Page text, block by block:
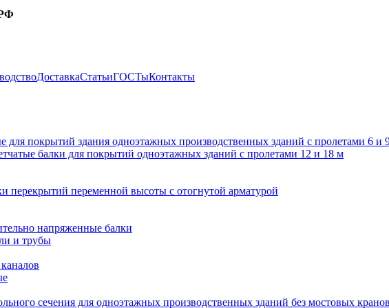
ДоставкаСтатьиГОСТыКонтакты
для покрытий здания одноэтажных производственных зданий с пролетами 6
балки для покрытий одноэтажных зданий с пролетами 12 и 18 м
перекрытий переменной высоты с отогнутой арматурой
напряженные балки
и трубы
сечения для одноэтажных производственных зданий без мостовых кранов